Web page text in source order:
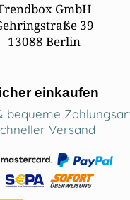
GmbH
39
13088 Berlin
einkaufen
bequeme
Versand